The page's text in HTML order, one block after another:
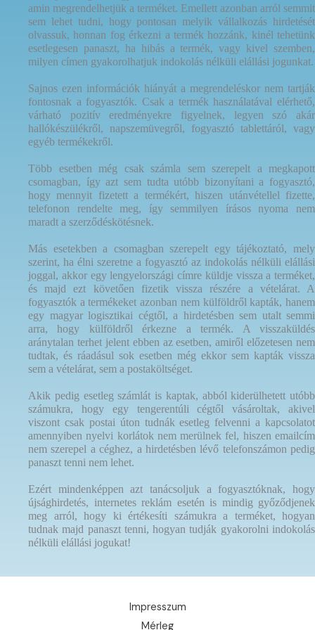
amin megrendelhetjük a terméket. Emellett azonban arról semmit
sem lehet tudni, hogy pontosan melyik vállalkozás hirdetését
olvassuk, honnan fog érkezni a termék hozzánk, kinél tehetünk
esetlegesen panaszt, ha hibás a termék, vagy kivel szemben,
milyen címen gyakorolhatjuk indokolás nélküli elállási jogunkat.
Sajnos ezen információk hiányát a megrendeléskor nem tartják
fontosnak a fogyasztók. Csak a termék használatával elérhető,
várható pozitív eredményekre figyelnek, legyen szó akár
hallókészülékről, napszemüvegről, fogyasztó tablettáról, vagy
egyéb termékekről.
Több esetben még csak számla sem szerepelt a megkapott
csomagban, így azt sem tudta utóbb bizonyítani a fogyasztó,
hogy mennyit fizetett a termékért, hiszen utánvétellel fizette,
telefonon rendelte meg, így semmilyen írásos nyoma nem
maradt a szerződéskötésnek.
Más esetekben a csomagban szerepelt egy tájékoztató, mely
szerint, ha élni szeretne a fogyasztó az indokolás nélküli elállási
joggal, akkor egy lengyelországi címre küldje vissza a terméket,
és majd ezt követően fizetik vissza részére a vételárat. A
fogyasztók a termékeket azonban nem külföldről kapták, hanem
egy magyar logisztikai cégtől, a hirdetésben sem utalt semmi
arra, hogy külföldről érkezne a termék. A visszaküldés
aránytalan terhet jelent ebben az esetben, amiről előzetesen nem
tudtak, és ráadásul sok esetben még ekkor sem kapták vissza
sem a vételárat, sem a postaköltséget.
Akik pedig esetleg számlát is kaptak, abból kiderülhetett utóbb
számukra, hogy egy tengerentúli cégtől vásároltak, akivel
viszont csak postai úton tudnák esetleg felvenni a kapcsolatot
amennyiben nyelvi korlátok nem merülnek fel, hiszen emailcím
nem szerepel a céghez, a hirdetésben lévő telefonszámon pedig
panaszt tenni nem lehet.
Ezért mindenképpen azt tanácsoljuk a fogyasztóknak, hogy
újsághirdetés, internetes reklám esetén is mindig győződjenek
meg arról, hogy ki értékesíti számukra a terméket, hogyan
tudnak majd panaszt tenni, hogyan tudják gyakorolni indokolás
nélküli elállási jogukat!
Impresszum
Mérleg